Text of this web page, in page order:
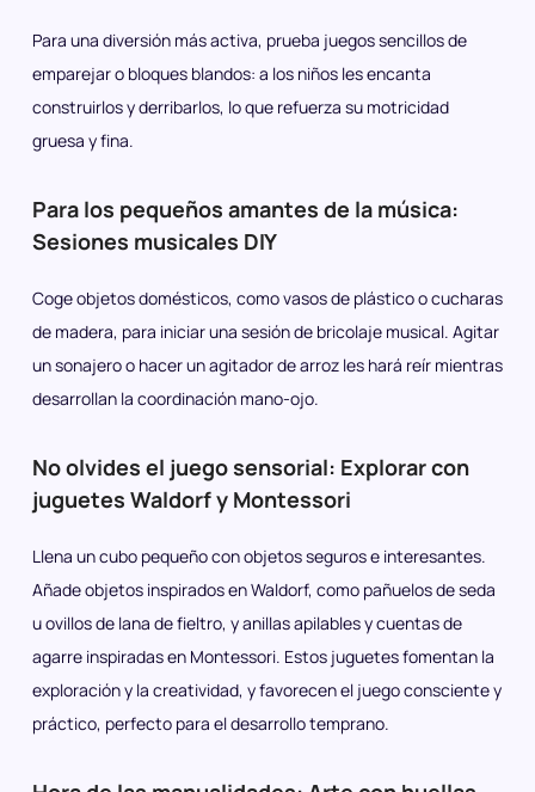
Para una diversión más activa, prueba juegos sencillos de
emparejar o bloques blandos: a los niños les encanta
construirlos y derribarlos, lo que refuerza su motricidad
gruesa y fina.
Para los pequeños amantes de la música:
Sesiones musicales DIY
Coge objetos domésticos, como vasos de plástico o cucharas
de madera, para iniciar una sesión de bricolaje musical. Agitar
un sonajero o hacer un agitador de arroz les hará reír mientras
desarrollan la coordinación mano-ojo.
No olvides el juego sensorial: Explorar con
juguetes Waldorf y Montessori
Llena un cubo pequeño con objetos seguros e interesantes.
Añade objetos inspirados en Waldorf, como pañuelos de seda
u ovillos de lana de fieltro, y anillas apilables y cuentas de
agarre inspiradas en Montessori. Estos juguetes fomentan la
exploración y la creatividad, y favorecen el juego consciente y
práctico, perfecto para el desarrollo temprano.